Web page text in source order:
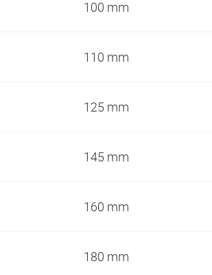
100 mm
110 mm
125 mm
145 mm
160 mm
180 mm